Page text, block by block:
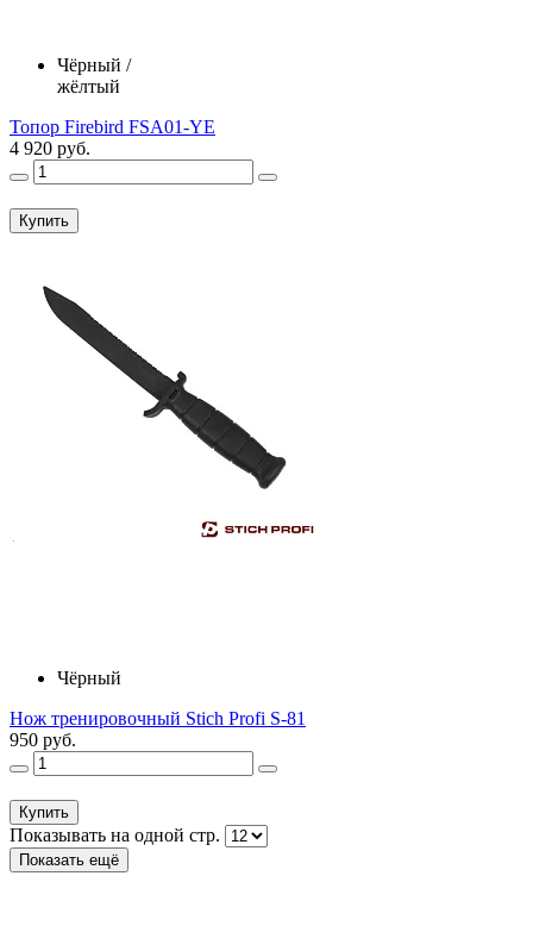
Чёрный /
жёлтый
Топор Firebird FSA01-YE
4 920 руб.
Купить
Чёрный
Нож тренировочный Stich Profi S-81
950 руб.
Купить
Показывать на одной стр.
Показать ещё